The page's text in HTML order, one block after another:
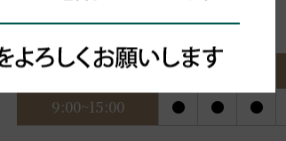
営業時間 月 火
9:00~15:00
● ● ●